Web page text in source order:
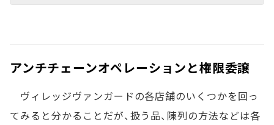
アンチチェーンオペレーションと権限委譲
ヴィレッジヴァンガードの各店舗のいくつかを回っ
てみると分かることだが、扱う品、陳列の方法などは各